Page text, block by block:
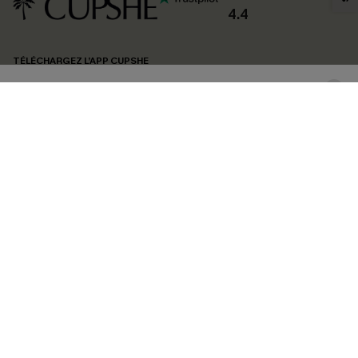
4.4
TÉLÉCHARGEZ L’APP CUPSHE
confidentialité
. Vous pouvez vous désabonner à tout moment.